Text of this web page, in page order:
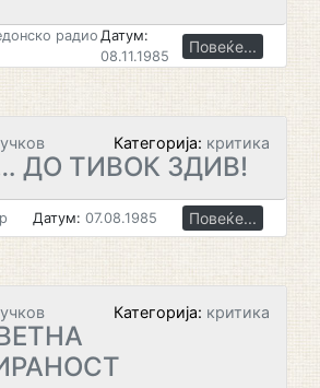
радио Датум:
08.11.1985
Повеќе...
Категорија: критика
ДО ТИВОК ЗДИВ!
Датум: 07.08.1985 Повеќе...
Категорија: критика